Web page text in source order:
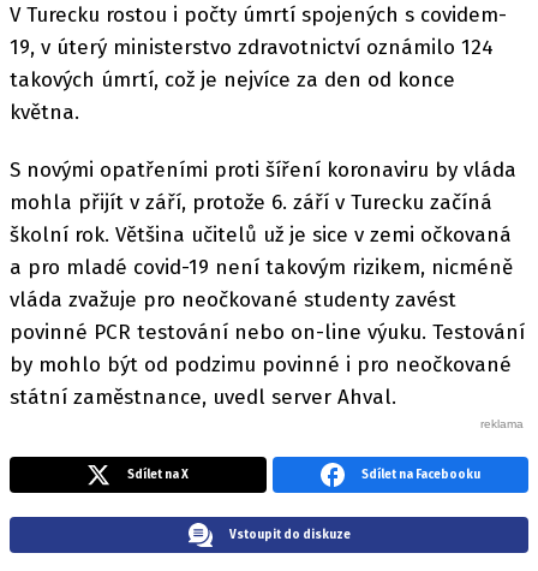
V Turecku rostou i počty úmrtí spojených s covidem-
19, v úterý ministerstvo zdravotnictví oznámilo 124
takových úmrtí, což je nejvíce za den od konce
května.
S novými opatřeními proti šíření koronaviru by vláda
mohla přijít v září, protože 6. září v Turecku začíná
školní rok. Většina učitelů už je sice v zemi očkovaná
a pro mladé covid-19 není takovým rizikem, nicméně
vláda zvažuje pro neočkované studenty zavést
povinné PCR testování nebo on-line výuku. Testování
by mohlo být od podzimu povinné i pro neočkované
státní zaměstnance, uvedl server Ahval.
Sdílet na X Sdílet na Facebooku
Vstoupit do diskuze